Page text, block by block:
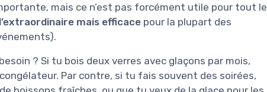
mais ce n’est pas forcément utile pour tout le
mais efficace pour la plupart des
? Si tu bois deux verres avec glaçons par mois,
Par contre, si tu fais souvent des soirées,